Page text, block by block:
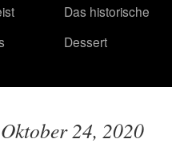
Das historische
Dessert
Oktober 24, 2020